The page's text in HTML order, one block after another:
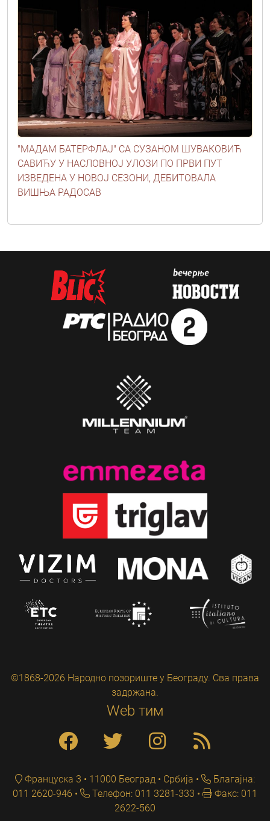
"МАДАМ БАТЕРФЛАЈ" СА СУЗАНОМ ШУВАКОВИЋ
САВИЋУ У НАСЛОВНОЈ УЛОЗИ ПО ПРВИ ПУТ
ИЗВЕДЕНА У НОВОЈ СЕЗОНИ, ДЕБИТОВАЛА
ВИШЊА РАДОСАВ
©1868-2026 Народно позориште у Београду. Сва права
задржана.
Web тим
Француска 3 • 11000 Београд • Србија
Благајна:
011 2620-946
Телефон: 011 3281-333
Факс: 011
2622-560